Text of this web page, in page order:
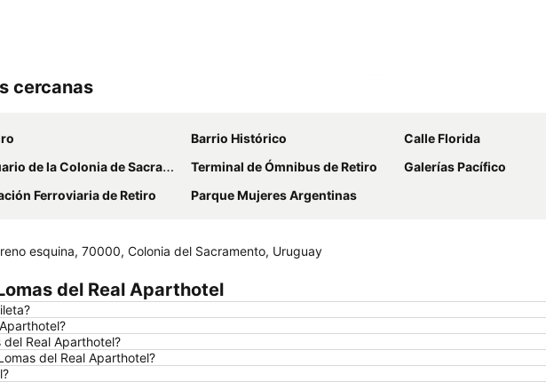
cercanas
Barrio Histórico
Calle Florida
de la Colonia de Sacramento Terminal de Ómnibus de Retiro
Galerías Pacífico
Ferroviaria de Retiro Parque Mujeres Argentinas
esquina, 70000, Colonia del Sacramento, Uruguay
del Real Aparthotel
Real Aparthotel?
del Real Aparthotel?